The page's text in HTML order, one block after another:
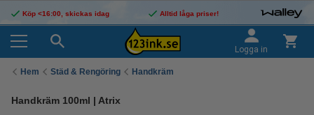
Köp <16:00, skickas idag Alltid låga priser!
Logga in
Hem Städ & Rengöring Handkräm
Handkräm 100ml | Atrix